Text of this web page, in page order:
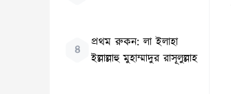
৪
প্রথম রুকন: লা ইলাহা
ইল্লাল্লাহু মুহাম্মাদুর রাসূলুল্লাহ